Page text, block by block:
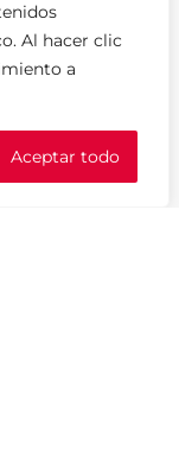
Al hacer clic
a
Aceptar todo